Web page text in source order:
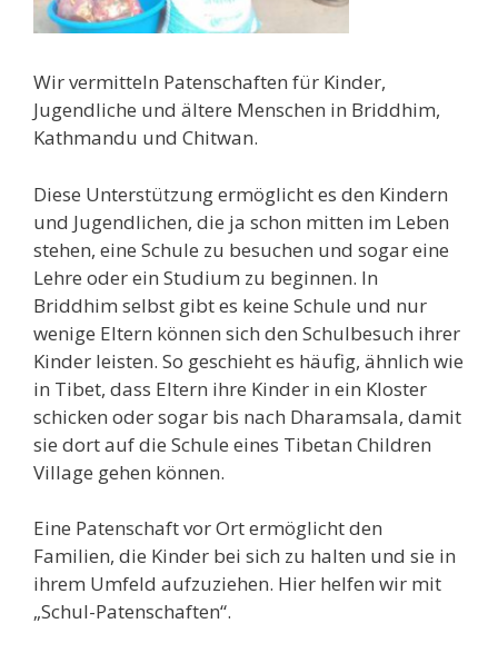
Wir vermitteln Patenschaften für Kinder,
Jugendliche und ältere Menschen in Briddhim,
Kathmandu und Chitwan.
Diese Unterstützung ermöglicht es den Kindern
und Jugendlichen, die ja schon mitten im Leben
stehen, eine Schule zu besuchen und sogar eine
Lehre oder ein Studium zu beginnen. In
Briddhim selbst gibt es keine Schule und nur
wenige Eltern können sich den Schulbesuch ihrer
Kinder leisten. So geschieht es häufig, ähnlich wie
in Tibet, dass Eltern ihre Kinder in ein Kloster
schicken oder sogar bis nach Dharamsala, damit
sie dort auf die Schule eines Tibetan Children
Village gehen können.
Eine Patenschaft vor Ort ermöglicht den
Familien, die Kinder bei sich zu halten und sie in
ihrem Umfeld aufzuziehen. Hier helfen wir mit
„Schul-Patenschaften“.